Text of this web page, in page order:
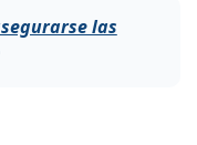
las